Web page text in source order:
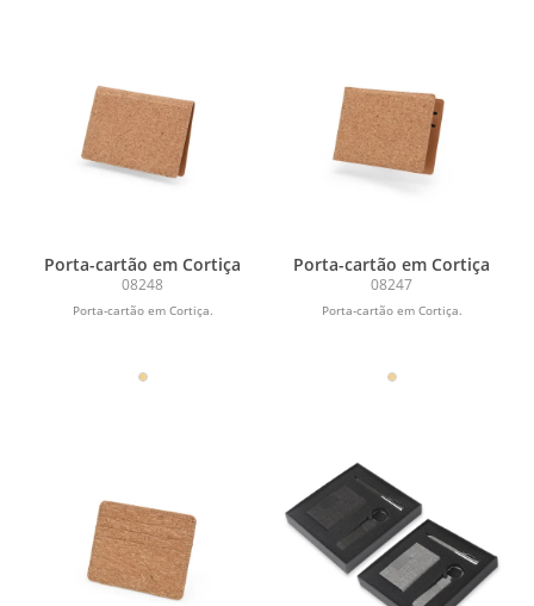
Porta-cartão em Cortiça
08248
Porta-cartão em Cortiça.
Porta-cartão em Cortiça
08247
Porta-cartão em Cortiça.